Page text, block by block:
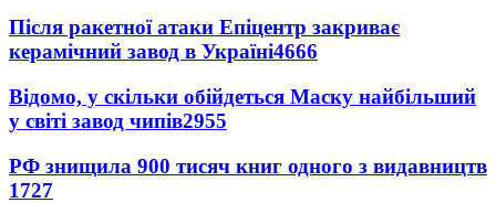
Після ракетної атаки Епіцентр закриває
керамічний завод в Україні4666
Відомо, у скільки обійдеться Маску найбільший
у світі завод чипів2955
РФ знищила 900 тисяч книг одного з видавництв
1727